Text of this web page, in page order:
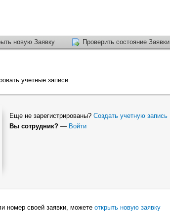
новую Заявку Проверить состояние Заявки
учетные записи.
Еще не зарегистрированы? Создать учетную запись
Вы сотрудник? — Войти
номер своей заявки, можете открыть новую заявку